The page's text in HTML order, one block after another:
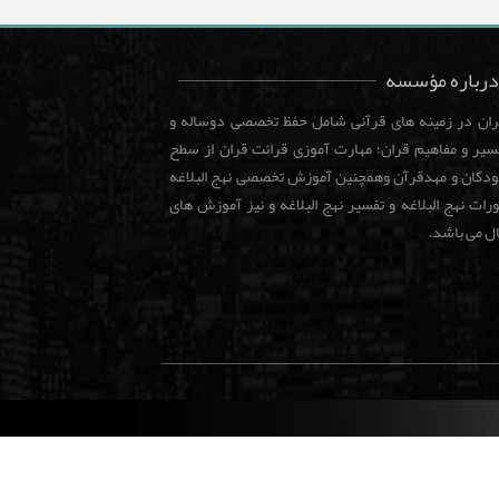
درباره مؤسسه
در زمینه های قرآنی شامل حفظ تخصصی دوساله و
و مفاهیم قران؛ مهارت آموزی قرائت قران از سطح
و مهدقرآن وهمچنین آموزش تخصصی نهج البلاغه
نهج البلاغه و تفسیر نهج البلاغه و نیز آموزش های
می باشد.